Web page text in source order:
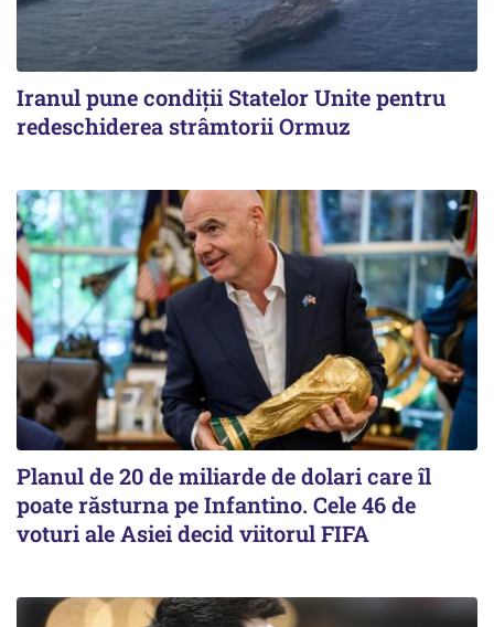
Iranul pune condiții Statelor Unite pentru
redeschiderea strâmtorii Ormuz
Planul de 20 de miliarde de dolari care îl
poate răsturna pe Infantino. Cele 46 de
voturi ale Asiei decid viitorul FIFA